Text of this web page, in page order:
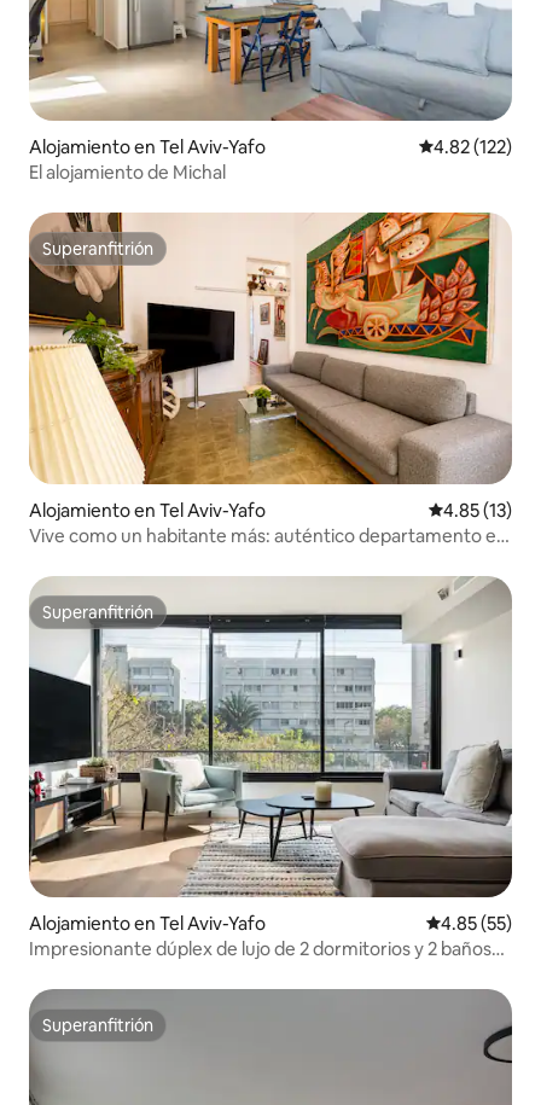
Alojamiento en Tel Aviv-Yafo Calificación
4.82 (122)
El alojamiento de Michal
Superanfitrión
Superanfitrión
Alojamiento en Tel Aviv-Yafo Calificación
4.85 (13)
Vive como un habitante más: auténtico departamento en
Superanfitrión
Superanfitrión
Alojamiento en Tel Aviv-Yafo Calificación
4.85 (55)
Impresionante dúplex de lujo de 2 dormitorios y 2 baños
Superanfitrión
Superanfitrión